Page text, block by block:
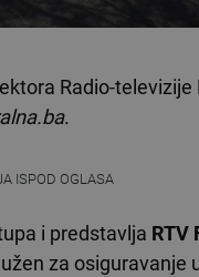
Radio-televizije
.
ISPOD OGLASA
i predstavlja RTV
za osiguravanje